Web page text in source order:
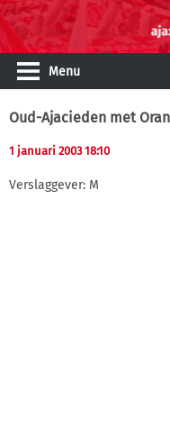
Menu
Oud-Ajacieden met
1 januari 2003 18:10
Verslaggever: M